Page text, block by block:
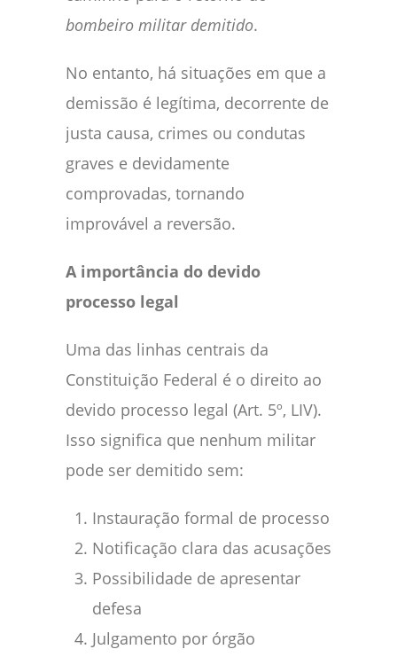
bombeiro militar demitido.
No entanto, há situações em que a
demissão é legítima, decorrente de
justa causa, crimes ou condutas
graves e devidamente
comprovadas, tornando
improvável a reversão.
A importância do devido
processo legal
Uma das linhas centrais da
Constituição Federal é o direito ao
devido processo legal (Art. 5º, LIV).
Isso significa que nenhum militar
pode ser demitido sem:
Instauração formal de processo
Notificação clara das acusações
Possibilidade de apresentar
defesa
Julgamento por órgão